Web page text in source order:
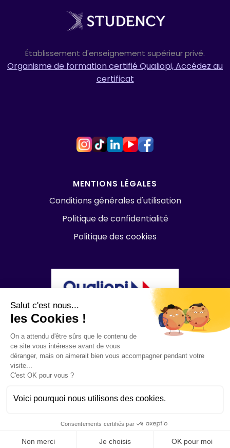
Salut c'est nous...
les Cookies !
On a attendu d'être sûrs que le contenu de
ce site vous intéresse avant de vous
déranger, mais on aimerait bien vous accompagner pendant votre
visite...
C'est OK pour vous ?
Voici pourquoi nous utilisons des cookies.
Consentements certifiés par
Non merci Je choisis OK pour moi
Établissement d'enseignement supérieur privé.
Organisme de formation certifié Qualiopi, Accédez au
certificat
MENTIONS LÉGALES
Conditions générales d'utilisation
Politique de confidentialité
Politique des cookies